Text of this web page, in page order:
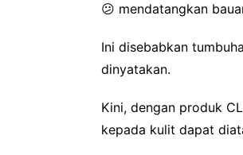
😕 mendatangkan
Ini disebabkan
dinyatakan.
Kini, dengan produk
kepada kulit dapat